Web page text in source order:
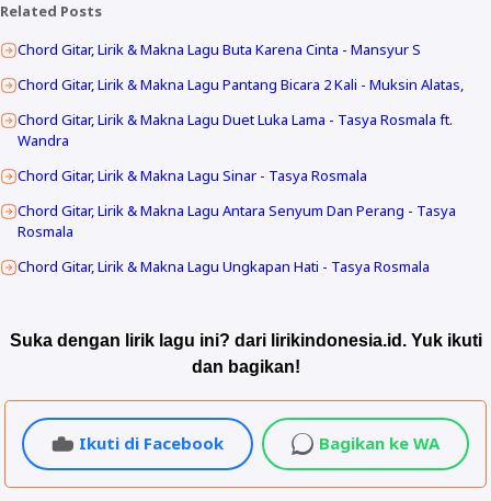
Related Posts
Chord Gitar, Lirik & Makna Lagu Buta Karena Cinta - Mansyur S
Chord Gitar, Lirik & Makna Lagu Pantang Bicara 2 Kali - Muksin Alatas,
Chord Gitar, Lirik & Makna Lagu Duet Luka Lama - Tasya Rosmala ft.
Wandra
Chord Gitar, Lirik & Makna Lagu Sinar - Tasya Rosmala
Chord Gitar, Lirik & Makna Lagu Antara Senyum Dan Perang - Tasya
Rosmala
Chord Gitar, Lirik & Makna Lagu Ungkapan Hati - Tasya Rosmala
Suka dengan lirik lagu ini? dari lirikindonesia.id. Yuk ikuti
dan bagikan!
Ikuti di Facebook Bagikan ke WA